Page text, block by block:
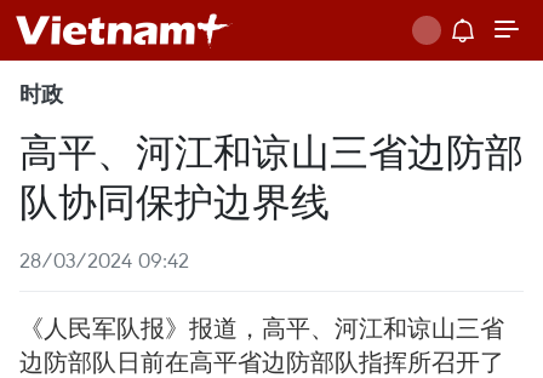
时政
高平、河江和谅山三省边防部
队协同保护边界线
28/03/2024 09:42
《人民军队报》报道，高平、河江和谅山三省
边防部队日前在高平省边防部队指挥所召开了